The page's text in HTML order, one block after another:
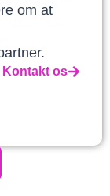
om at
Kontakt os